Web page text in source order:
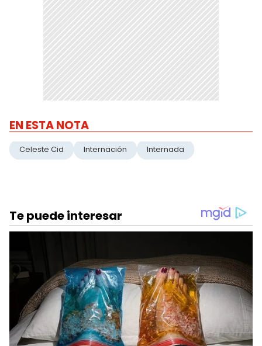
EN ESTA NOTA
Celeste Cid Internación Internada